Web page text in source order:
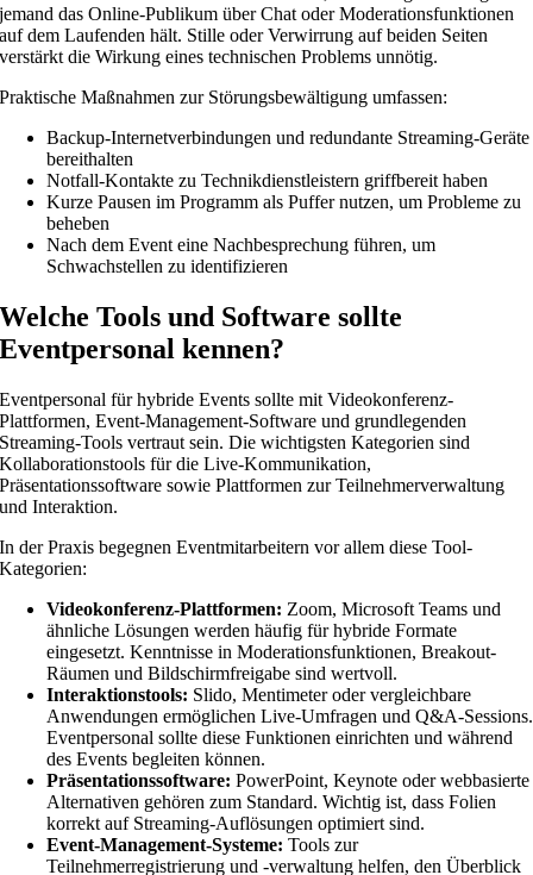
jemand das Online-Publikum über Chat oder Moderationsfunktionen
auf dem Laufenden hält. Stille oder Verwirrung auf beiden Seiten
verstärkt die Wirkung eines technischen Problems unnötig.
Praktische Maßnahmen zur Störungsbewältigung umfassen:
Backup-Internetverbindungen und redundante Streaming-Geräte
bereithalten
Notfall-Kontakte zu Technikdienstleistern griffbereit haben
Kurze Pausen im Programm als Puffer nutzen, um Probleme zu
beheben
Nach dem Event eine Nachbesprechung führen, um
Schwachstellen zu identifizieren
Welche Tools und Software sollte
Eventpersonal kennen?
Eventpersonal für hybride Events sollte mit Videokonferenz-
Plattformen, Event-Management-Software und grundlegenden
Streaming-Tools vertraut sein. Die wichtigsten Kategorien sind
Kollaborationstools für die Live-Kommunikation,
Präsentationssoftware sowie Plattformen zur Teilnehmerverwaltung
und Interaktion.
In der Praxis begegnen Eventmitarbeitern vor allem diese Tool-
Kategorien:
Videokonferenz-Plattformen: Zoom, Microsoft Teams und
ähnliche Lösungen werden häufig für hybride Formate
eingesetzt. Kenntnisse in Moderationsfunktionen, Breakout-
Räumen und Bildschirmfreigabe sind wertvoll.
Interaktionstools: Slido, Mentimeter oder vergleichbare
Anwendungen ermöglichen Live-Umfragen und Q&A-Sessions.
Eventpersonal sollte diese Funktionen einrichten und während
des Events begleiten können.
Präsentationssoftware: PowerPoint, Keynote oder webbasierte
Alternativen gehören zum Standard. Wichtig ist, dass Folien
korrekt auf Streaming-Auflösungen optimiert sind.
Event-Management-Systeme: Tools zur
Teilnehmerregistrierung und -verwaltung helfen, den Überblick